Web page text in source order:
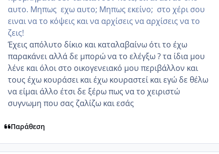
αυτο. Μηπως εχω αυτο; Μηπως εκείνο; στο χέρι σου
ειναι να το κόψεις και να αρχίσεις να αρχίσεις να το
ζεις!
Έχεις απόλυτο δίκιο και καταλαβαίνω ότι το έχω
παρακάνει αλλά δε μπορώ να το ελέγξω ? τα ίδια μου
λένε και όλοι στο οικογενειακό μου περιβάλλον και
τους έχω κουράσει και έχω κουραστεί και εγώ δε θέλω
να είμαι άλλο έτσι δε ξέρω πως να το χειριστώ
συγνωμη που σας ζαλίζω και εσάς
Παράθεση